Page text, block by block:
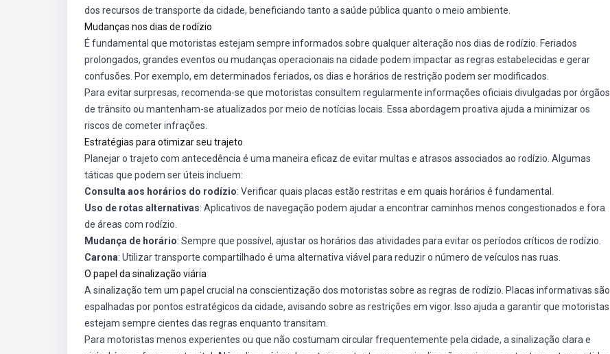
dos recursos de transporte da cidade, beneficiando tanto a saúde pública quanto o meio ambiente.
Mudanças nos dias de rodízio
É fundamental que motoristas estejam sempre informados sobre qualquer alteração nos dias de rodízio. Feriados
prolongados, grandes eventos ou mudanças operacionais na cidade podem impactar as regras estabelecidas e gerar
confusões. Por exemplo, em determinados feriados, os dias e horários de restrição podem ser modificados.
Para evitar surpresas, recomenda-se que motoristas consultem regularmente informações oficiais divulgadas por órgãos
de trânsito ou mantenham-se atualizados por meio de notícias locais. Essa abordagem proativa ajuda a minimizar os
riscos de cometer infrações.
Estratégias para otimizar seu trajeto
Planejar o trajeto com antecedência é uma maneira eficaz de evitar multas e atrasos associados ao rodízio. Algumas
táticas que podem ser úteis incluem:
Consulta aos horários do rodízio: Verificar quais placas estão restritas e em quais horários é fundamental.
Uso de rotas alternativas: Aplicativos de navegação podem ajudar a encontrar caminhos menos congestionados e fora
de áreas com rodízio.
Mudança de horário: Sempre que possível, ajustar os horários das atividades para evitar os períodos críticos de rodízio.
Carona: Utilizar transporte compartilhado é uma alternativa viável para reduzir o número de veículos nas ruas.
O papel da sinalização viária
A sinalização tem um papel crucial na conscientização dos motoristas sobre as regras de rodízio. Placas informativas são
espalhadas por pontos estratégicos da cidade, avisando sobre as restrições em vigor. Isso ajuda a garantir que motoristas
estejam sempre cientes das regras enquanto transitam.
Para motoristas menos experientes ou que não costumam circular frequentemente pela cidade, a sinalização clara e